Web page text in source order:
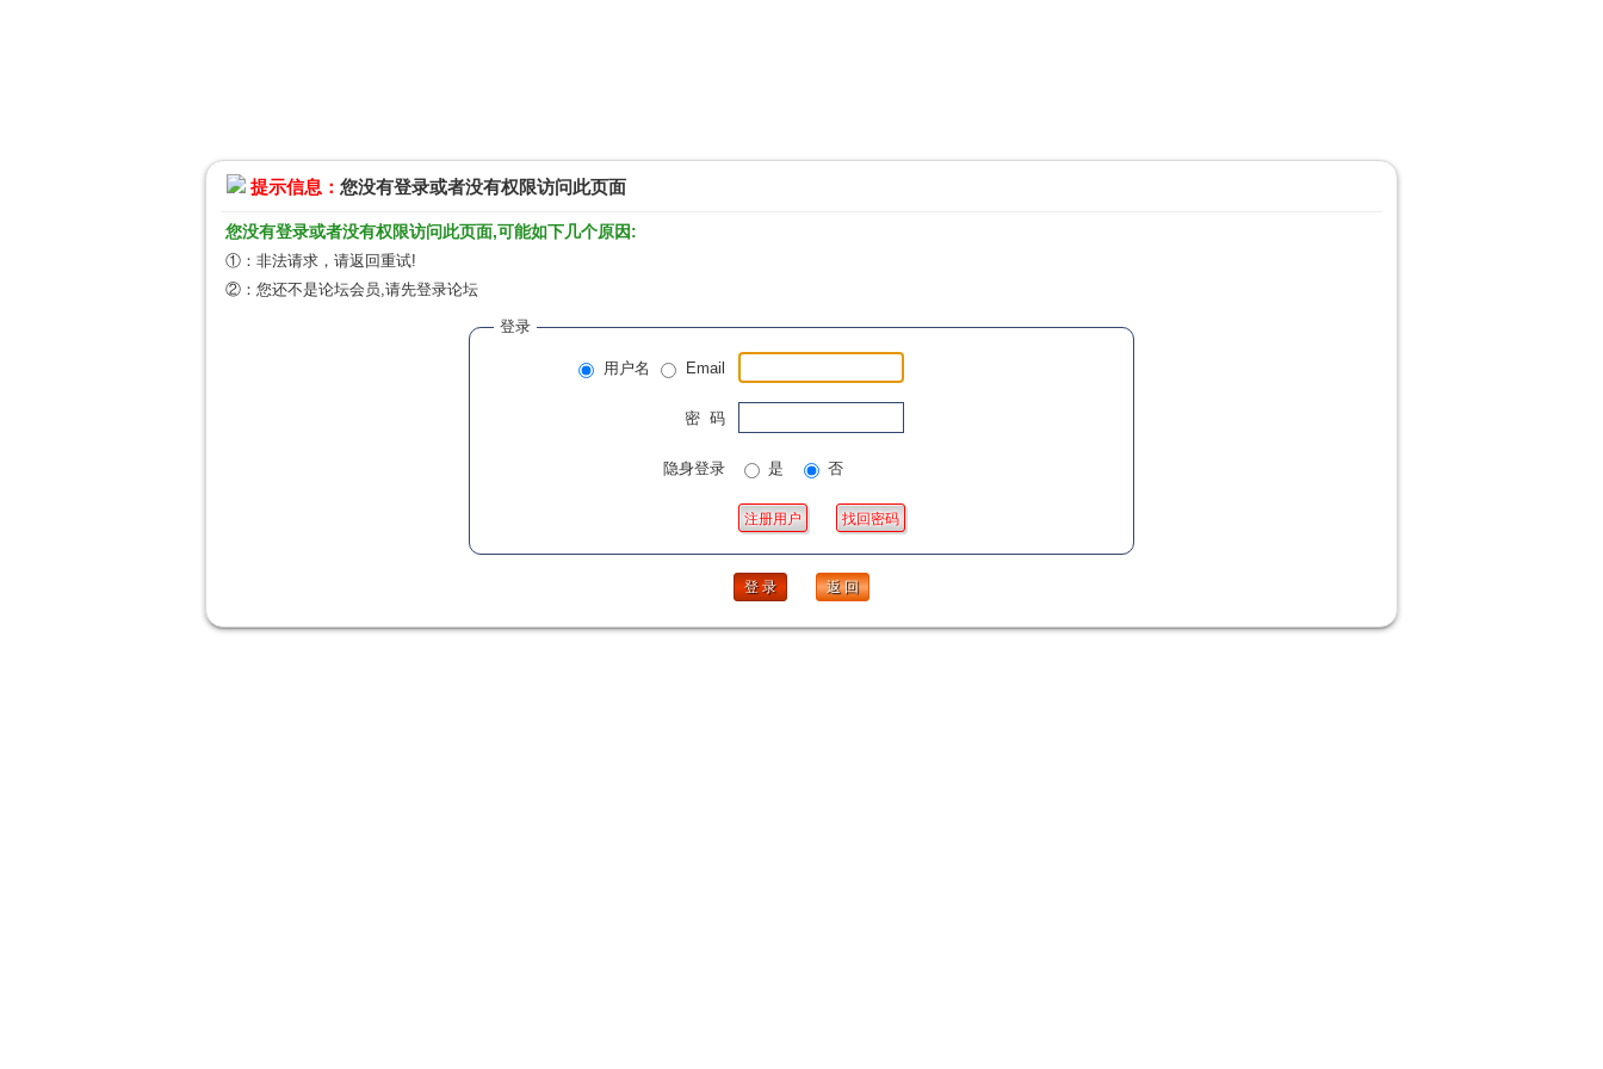
提示信息： 您没有登录或者没有权限访问此页面
您没有登录或者没有权限访问此页面,可能如下几个原因:
①：非法请求，请返回重试!
②：您还不是论坛会员,请先登录论坛
登录
用户名 Email
密 码
隐身登录 是 否